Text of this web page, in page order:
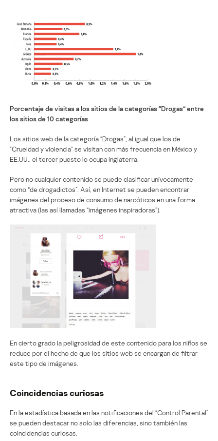
Porcentaje de visitas a los sitios de la categorías “Drogas” entre
los sitios de 10 categorías
Los sitios web de la categoría “Drogas”, al igual que los de
“Crueldad y violencia” se visitan con más frecuencia en México y
EE.UU., el tercer puesto lo ocupa Inglaterra.
Pero no cualquier contenido se puede clasificar unívocamente
como “de drogadictos”. Así, en Internet se pueden encontrar
imágenes del proceso de consumo de narcóticos en una forma
atractiva (las así llamadas “imágenes inspiradoras”).
En cierto grado la peligrosidad de este contenido para los niños se
reduce por el hecho de que los sitios web se encargan de filtrar
este tipo de imágenes.
Coincidencias curiosas
En la estadística basada en las notificaciones del “Control Parental”
se pueden destacar no solo las diferencias, sino también las
coincidencias curiosas.